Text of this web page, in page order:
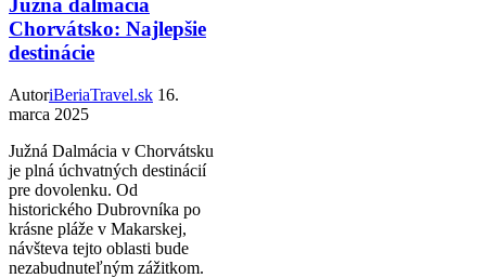
Južná dalmácia
Chorvátsko: Najlepšie
destinácie
AutoriBeriaTravel.sk 16.
marca 2025
Južná Dalmácia v Chorvátsku
je plná úchvatných destinácií
pre dovolenku. Od
historického Dubrovníka po
krásne pláže v Makarskej,
návšteva tejto oblasti bude
nezabudnuteľným zážitkom.